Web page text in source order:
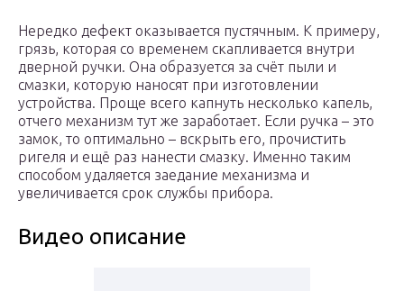
Нередко дефект оказывается пустячным. К примеру,
грязь, которая со временем скапливается внутри
дверной ручки. Она образуется за счёт пыли и
смазки, которую наносят при изготовлении
устройства. Проще всего капнуть несколько капель,
отчего механизм тут же заработает. Если ручка – это
замок, то оптимально – вскрыть его, прочистить
ригеля и ещё раз нанести смазку. Именно таким
способом удаляется заедание механизма и
увеличивается срок службы прибора.
Видео описание